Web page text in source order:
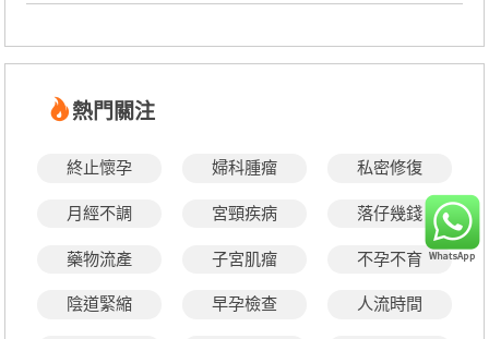
熱門關注
終止懷孕 婦科腫瘤 私密修復
月經不調 宮頸疾病 落仔幾錢
藥物流產 子宮肌瘤 不孕不育
陰道緊縮 早孕檢查 人流時間